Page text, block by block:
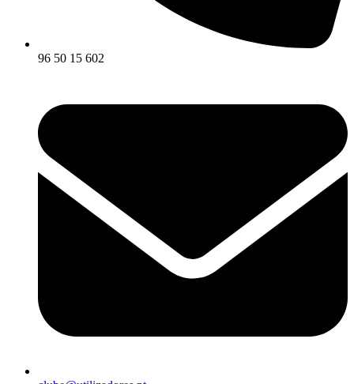
96 50 15 602